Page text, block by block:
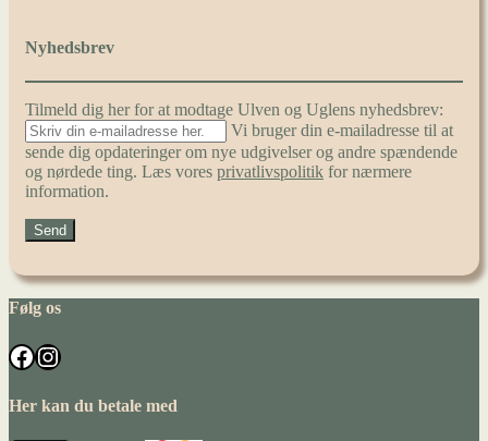
Nyhedsbrev
Tilmeld dig her for at modtage Ulven og Uglens nyhedsbrev:
Vi bruger din e-mailadresse til at
sende dig opdateringer om nye udgivelser og andre spændende
og nørdede ting. Læs vores privatlivspolitik for nærmere
information.
Følg os
Facebook
Instagram
Her kan du betale med